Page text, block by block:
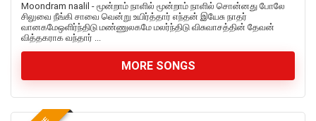
Moondram naalil - மூன்றாம் நாளில் மூன்றாம் நாளில் சொன்னது போலே
சிலுவை நீங்கி சாவை வென்று உயிர்த்தார் எந்தன் இயேசு நாதர்
வானகமேஒளிர்ந்திடு மண்ணுலகமே மலர்ந்திடு விசுவாசத்தின் தேவன்
வித்தகராக வந்தார் ...
MORE SONGS